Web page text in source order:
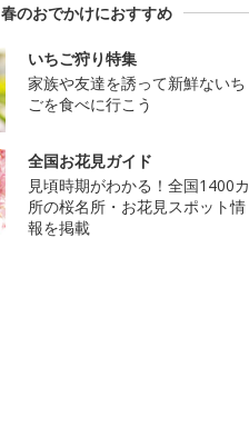
春のおでかけにおすすめ
いちご狩り特集
家族や友達を誘って新鮮ないち
ごを食べに行こう
全国お花見ガイド
見頃時期がわかる！全国1400カ
所の桜名所・お花見スポット情
報を掲載